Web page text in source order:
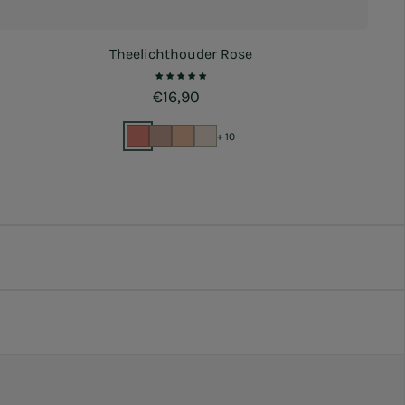
Theelichthouder Rose
Normale prijs
€16,90
+ 10